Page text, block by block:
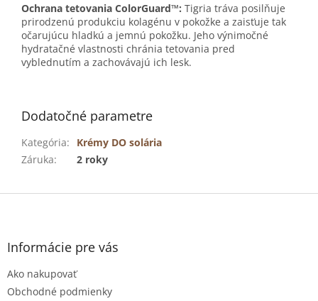
Ochrana tetovania ColorGuard™: Tigria tráva posilňuje
prirodzenú produkciu kolagénu v pokožke a zaisťuje tak
očarujúcu hladkú a jemnú pokožku. Jeho výnimočné
hydratačné vlastnosti chránia tetovania pred
vyblednutím a zachovávajú ich lesk.
Dodatočné parametre
Kategória:
Krémy DO solária
Záruka: 2 roky
Z
Informácie pre vás
Ako nakupovať
Obchodné podmienky